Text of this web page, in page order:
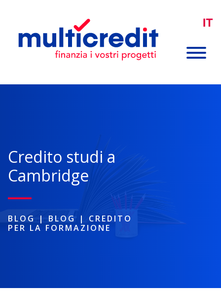
IT
Credito studi a
Cambridge
BLOG | BLOG | CREDITO
PER LA FORMAZIONE